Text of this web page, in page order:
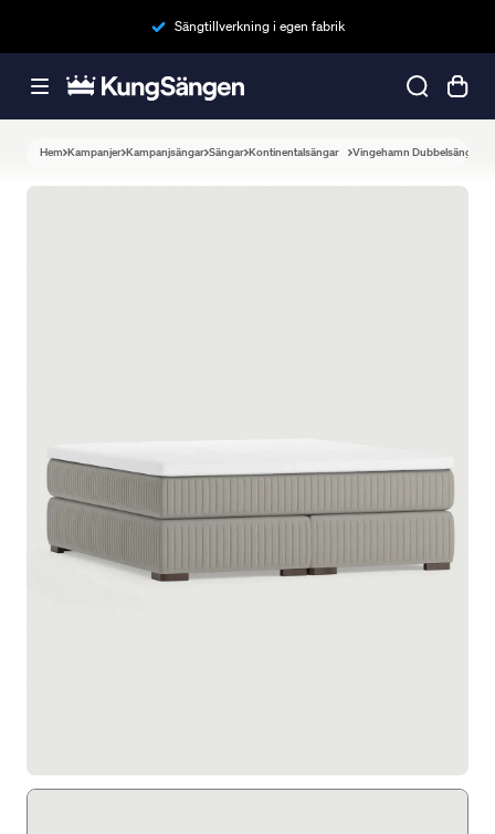
Sängtillverkning i egen fabrik
Hem Kampanjer Kampanjsängar Sängar Kontinentalsängar Vingehamn Dubbelsäng